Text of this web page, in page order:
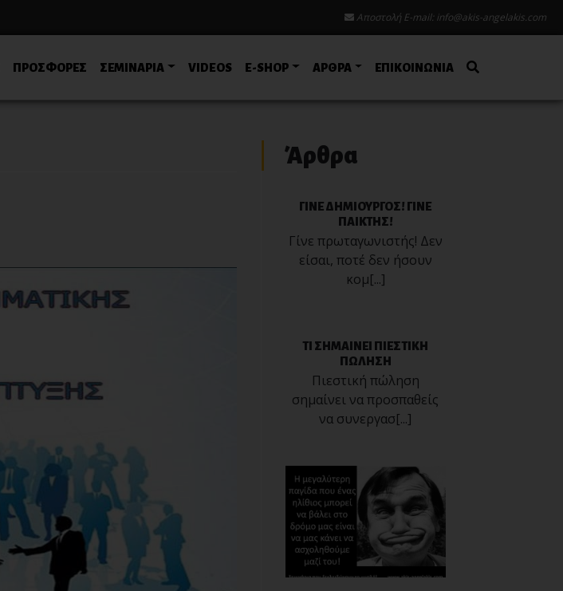
Αποστολή E-mail: info@akis-angelakis.com
ΠΡΟΣΦΟΡΕΣ ΣΕΜΙΝΑΡΙΑ VIDEOS E-SHOP ΑΡΘΡΑ ΕΠΙΚΟΙΝΩΝΙΑ
Άρθρα
ΓΙΝΕ ΔΗΜΙΟΥΡΓΟΣ! ΓΙΝΕ
ΠΑΙΚΤΗΣ!
Γίνε πρωταγωνιστής! Δεν
είσαι, ποτέ δεν ήσουν
κομ[...]
ΤI ΣΗΜΑΙΝΕΙ ΠΙΕΣΤΙΚΗ
ΠΩΛΗΣΗ
Πιεστική πώληση
σημαίνει να προσπαθείς
να συνεργασ[...]